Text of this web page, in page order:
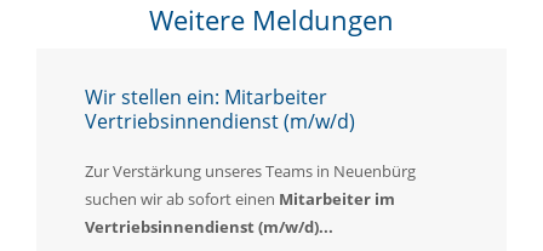
Weitere Meldungen
Wir stellen ein: Mitarbeiter
Vertriebsinnendienst (m/w/d)
Zur Verstärkung unseres Teams in Neuenbürg
suchen wir ab sofort einen Mitarbeiter im
Vertriebsinnendienst (m/w/d)...